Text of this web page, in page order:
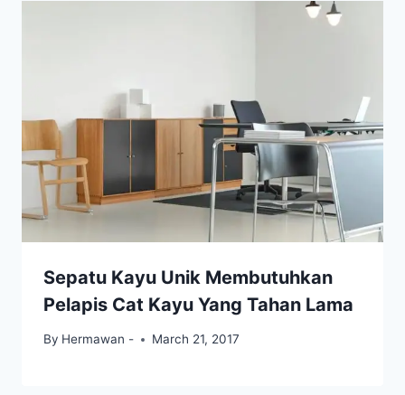
Sepatu Kayu Unik Membutuhkan
Pelapis Cat Kayu Yang Tahan Lama
By Hermawan - March 21, 2017